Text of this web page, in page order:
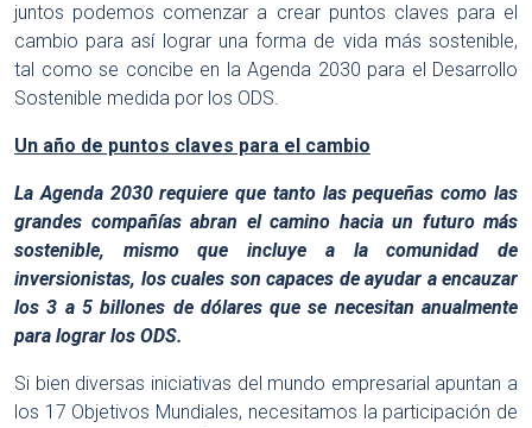
juntos podemos comenzar a crear puntos claves para el
cambio para así lograr una forma de vida más sostenible,
tal como se concibe en la Agenda 2030 para el Desarrollo
Sostenible medida por los ODS.
Un año de puntos claves para el cambio
La Agenda 2030 requiere que tanto las pequeñas como las
grandes compañías abran el camino hacia un futuro más
sostenible, mismo que incluye a la comunidad de
inversionistas, los cuales son capaces de ayudar a encauzar
los 3 a 5 billones de dólares que se necesitan anualmente
para lograr los ODS.
Si bien diversas iniciativas del mundo empresarial apuntan a
los 17 Objetivos Mundiales, necesitamos la participación de